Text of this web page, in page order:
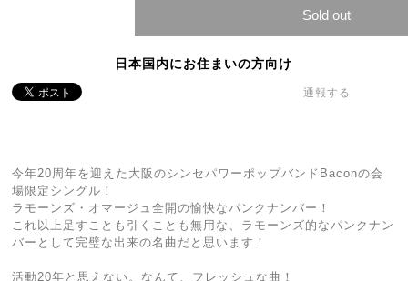
Sold out
日本国内にお住まいの方向け
通報する
今年20周年を迎えた大阪のシンセパワーポップバンドBaconの会
場限定シングル！
ラモーンズ・オマージュ全開の愉快なパンクナンバー！
これ以上足すことも引くことも無用な、ラモーンズ的なパンクナン
バーとして完璧な出来の名曲だと思います！
活動20年と思えない。なんて、フレッシュな曲！